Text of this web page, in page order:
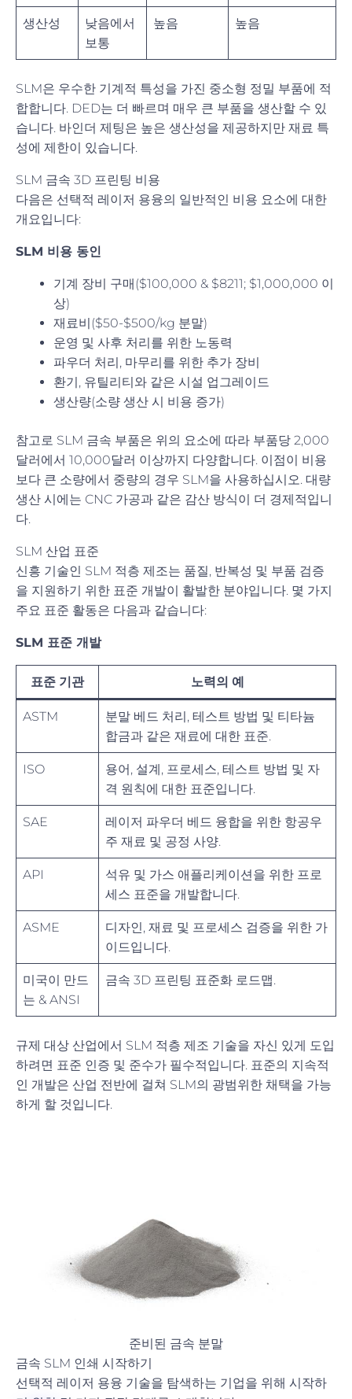
생산성
낮음에서
보통
높음 높음
SLM은 우수한 기계적 특성을 가진 중소형 정밀 부품에 적
합합니다. DED는 더 빠르며 매우 큰 부품을 생산할 수 있
습니다. 바인더 제팅은 높은 생산성을 제공하지만 재료 특
성에 제한이 있습니다.
SLM 금속 3D 프린팅 비용
다음은 선택적 레이저 용융의 일반적인 비용 요소에 대한
개요입니다:
SLM 비용 동인
기계 장비 구매($100,000 & $8211; $1,000,000 이
상)
재료비($50-$500/kg 분말)
운영 및 사후 처리를 위한 노동력
파우더 처리, 마무리를 위한 추가 장비
환기, 유틸리티와 같은 시설 업그레이드
생산량(소량 생산 시 비용 증가)
참고로 SLM 금속 부품은 위의 요소에 따라 부품당 2,000
달러에서 10,000달러 이상까지 다양합니다. 이점이 비용
보다 큰 소량에서 중량의 경우 SLM을 사용하십시오. 대량
생산 시에는 CNC 가공과 같은 감산 방식이 더 경제적입니
다.
SLM 산업 표준
신흥 기술인 SLM 적층 제조는 품질, 반복성 및 부품 검증
을 지원하기 위한 표준 개발이 활발한 분야입니다. 몇 가지
주요 표준 활동은 다음과 같습니다:
SLM 표준 개발
표준 기관 노력의 예
ASTM
분말 베드 처리, 테스트 방법 및 티타늄
합금과 같은 재료에 대한 표준.
ISO
용어, 설계, 프로세스, 테스트 방법 및 자
격 원칙에 대한 표준입니다.
SAE
레이저 파우더 베드 융합을 위한 항공우
주 재료 및 공정 사양.
API
석유 및 가스 애플리케이션을 위한 프로
세스 표준을 개발합니다.
ASME
디자인, 재료 및 프로세스 검증을 위한 가
이드입니다.
미국이 만드
는 & ANSI
금속 3D 프린팅 표준화 로드맵.
규제 대상 산업에서 SLM 적층 제조 기술을 자신 있게 도입
하려면 표준 인증 및 준수가 필수적입니다. 표준의 지속적
인 개발은 산업 전반에 걸쳐 SLM의 광범위한 채택을 가능
하게 할 것입니다.
준비된 금속 분말
금속 SLM 인쇄 시작하기
선택적 레이저 용융 기술을 탐색하는 기업을 위해 시작하